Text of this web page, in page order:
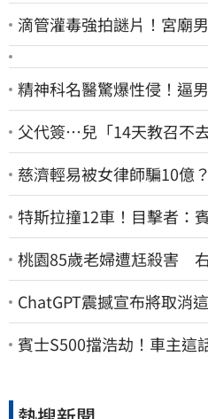
滴管灌毒強拍謎片！宮廟
精神科名醫驚爆性侵！逼
父代簽…兒「14天教召不
慈濟輕易被女律師騙10億
特斯拉撞12車！目擊者：
桃園85歲老婦遭尪殺害
ChatGPT震撼宣布將取消
刻起「免費」用到飽
賓士S500擋浩劫！車主這